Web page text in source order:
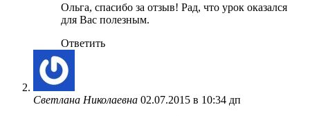
Ольга, спасибо за отзыв! Рад, что урок оказался
для Вас полезным.
Ответить
Светлана Николаевна 02.07.2015 в 10:34 дп